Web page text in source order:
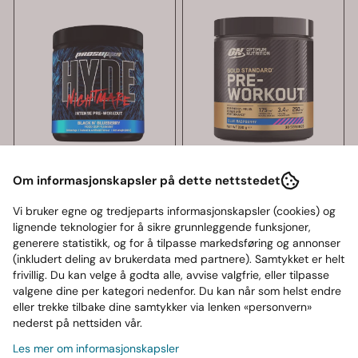
Om informasjonskapsler på dette nettstedet
Vi bruker egne og tredjeparts informasjonskapsler (cookies) og
lignende teknologier for å sikre grunnleggende funksjoner,
generere statistikk, og for å tilpasse markedsføring og annonser
(inkludert deling av brukerdata med partnere). Samtykket er helt
frivillig. Du kan velge å godta alle, avvise valgfrie, eller tilpasse
valgene dine per kategori nedenfor. Du kan når som helst endre
eller trekke tilbake dine samtykker via lenken «personvern»
nederst på nettsiden vår.
Les mer om informasjonskapsler